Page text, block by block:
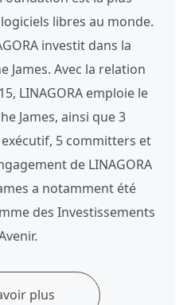
libres au monde.
investit dans la
James. Avec la relation
LINAGORA emploie le
James, ainsi que 3
5 committers et
de LINAGORA
a notamment été
des Investissements
plus